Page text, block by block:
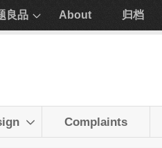
良品 About 归档
Complaints